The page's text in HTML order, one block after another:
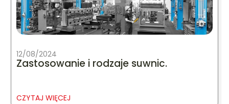
12/08/2024
Zastosowanie i rodzaje suwnic.
CZYTAJ WIĘCEJ